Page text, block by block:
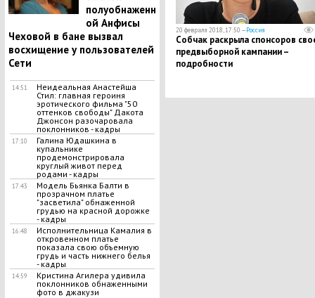
полуобнаженн
ой Анфисы
Чеховой в бане вызвал
восхищение у пользователей
Сети
14:51
Неидеальная Анастейша
Стил: главная героиня
эротического фильма "50
оттенков свободы" Дакота
Джонсон разочаровала
поклонников - кадры
17:10
​Галина Юдашкина в
купальнике
продемонстрировала
круглый живот перед
родами - кадры
17:43
Модель Бьянка Балти в
прозрачном платье
"засветила" обнаженной
грудью на красной дорожке
- кадры
16:48
Исполнительница Камалия в
откровенном платье
показала свою объемную
грудь и часть нижнего белья
- кадры
14:59
Кристина Агилера удивила
поклонников обнаженными
фото в джакузи
20 февраля 2018, 17:50 —Россия
Собчак раскрыла спонсоров
предвыборной кампании –
подробности